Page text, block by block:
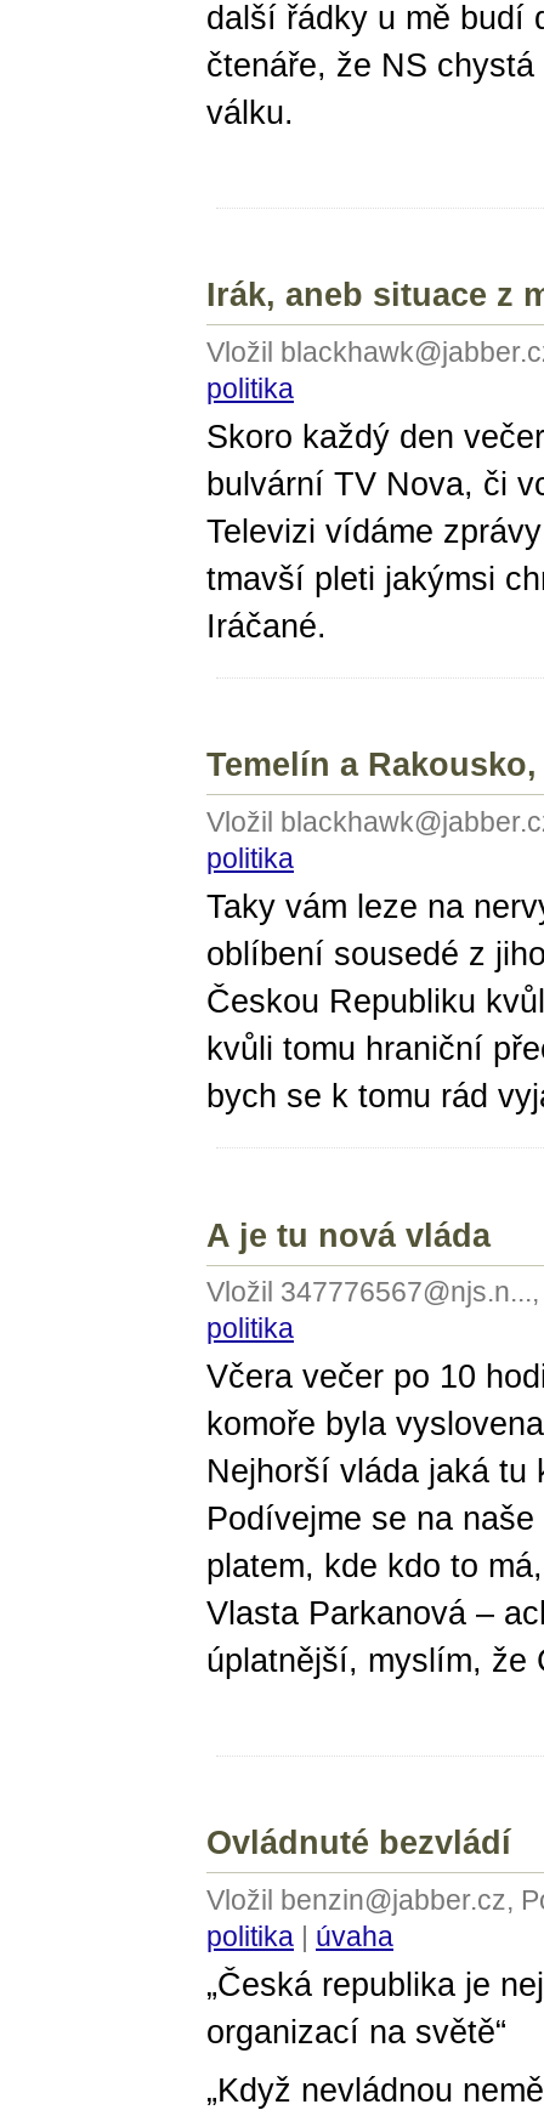
další řádky u mě budí
čtenáře, že NS
válku.
Irák, aneb situace z
Vložil
politika
Skoro každý den
bulvární TV Nova, či
Televizi vídáme
tmavší pleti jakýmsi
Iráčané.
Temelín a
Vložil
politika
Taky vám leze na
oblíbení sousedé z
Českou Republiku
kvůli tomu hraniční
bych se k tomu rád
A je tu nová vláda
Vložil
politika
Včera večer po 10
komoře byla
Nejhorší vláda jaká tu
Podívejme se na
platem, kde kdo to
Vlasta Parkanová –
úplatnější, myslím, že
Ovládnuté bezvládí
Vložil benzin@jabber.cz,
politika | úvaha
„Česká republika je
organizací na světě“
„Když nevládnou